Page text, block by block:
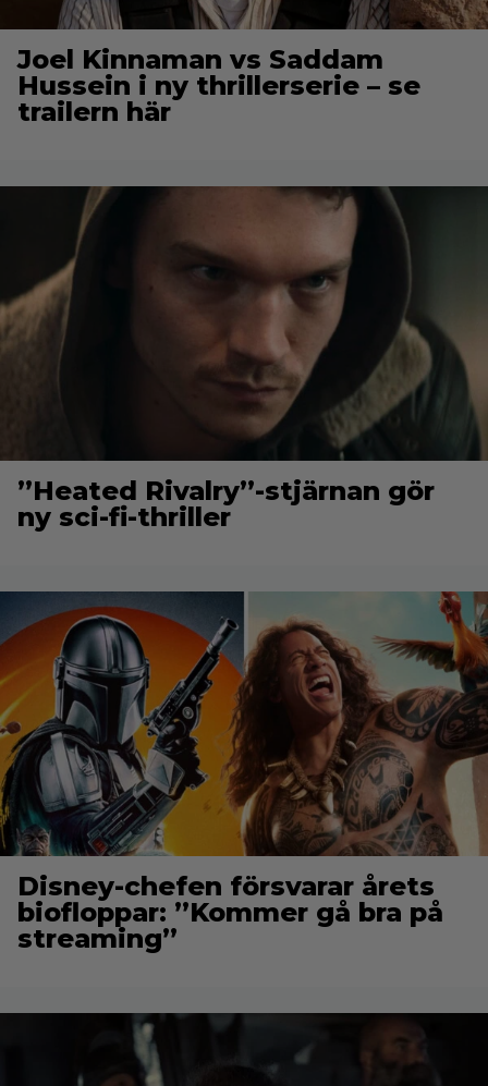
Joel Kinnaman vs Saddam
Hussein i ny thrillerserie – se
trailern här
”Heated Rivalry”-stjärnan gör
ny sci-fi-thriller
Disney-chefen försvarar årets
biofloppar: ”Kommer gå bra på
streaming”